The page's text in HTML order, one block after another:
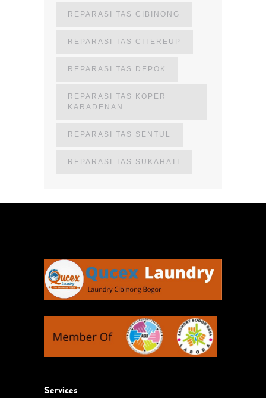
REPARASI TAS CIBINONG
REPARASI TAS CITEREUP
REPARASI TAS DEPOK
REPARASI TAS KOPER
KARADENAN
REPARASI TAS SENTUL
REPARASI TAS SUKAHATI
Services